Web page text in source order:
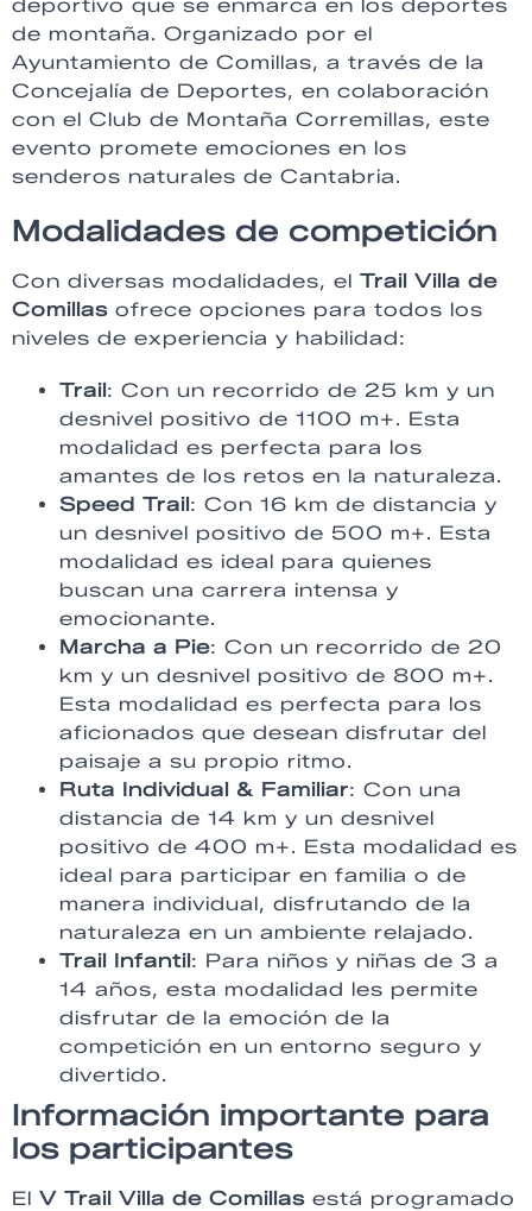
deportivo que se enmarca en los deportes
de montaña. Organizado por el
Ayuntamiento de Comillas, a través de la
Concejalía de Deportes, en colaboración
con el Club de Montaña Corremillas, este
evento promete emociones en los
senderos naturales de Cantabria.
Modalidades de competición
Con diversas modalidades, el Trail Villa de
Comillas ofrece opciones para todos los
niveles de experiencia y habilidad:
Trail: Con un recorrido de 25 km y un
desnivel positivo de 1100 m+. Esta
modalidad es perfecta para los
amantes de los retos en la naturaleza.
Speed Trail: Con 16 km de distancia y
un desnivel positivo de 500 m+. Esta
modalidad es ideal para quienes
buscan una carrera intensa y
emocionante.
Marcha a Pie: Con un recorrido de 20
km y un desnivel positivo de 800 m+.
Esta modalidad es perfecta para los
aficionados que desean disfrutar del
paisaje a su propio ritmo.
Ruta Individual & Familiar: Con una
distancia de 14 km y un desnivel
positivo de 400 m+. Esta modalidad es
ideal para participar en familia o de
manera individual, disfrutando de la
naturaleza en un ambiente relajado.
Trail Infantil: Para niños y niñas de 3 a
14 años, esta modalidad les permite
disfrutar de la emoción de la
competición en un entorno seguro y
divertido.
Información importante para
los participantes
El V Trail Villa de Comillas está programado